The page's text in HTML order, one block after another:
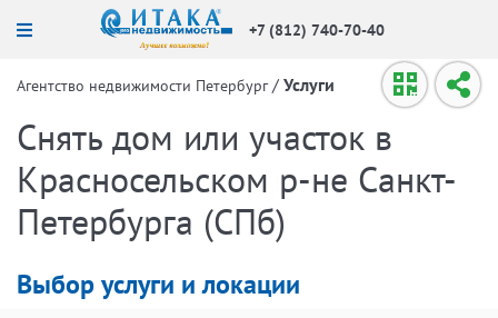
+7 (812) 740-70-40
Агентство недвижимости Петербург / Услуги
Снять дом или участок в
Красносельском р-не Санкт-
Петербурга (СПб)
Выбор услуги и локации